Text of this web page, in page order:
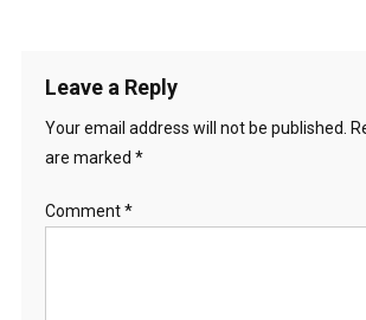
Leave a Reply
Your email address will not be published.
are marked *
Comment*